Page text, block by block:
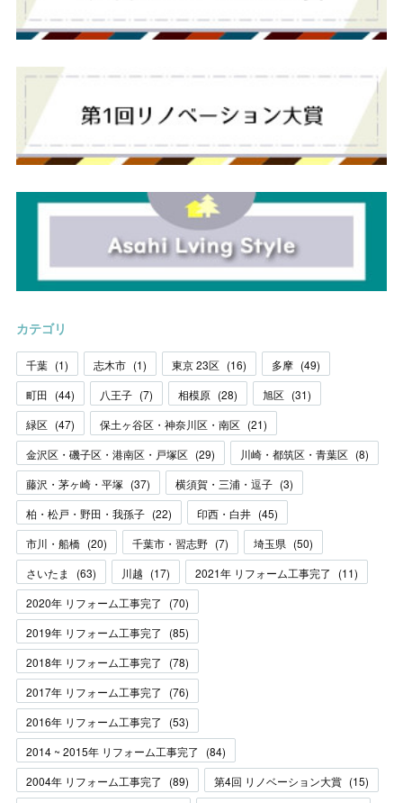
カテゴリ
千葉 (1) 志木市 (1) 東京 23区 (16) 多摩 (49)
町田 (44) 八王子 (7) 相模原 (28) 旭区 (31)
緑区 (47) 保土ヶ谷区・神奈川区・南区 (21)
金沢区・磯子区・港南区・戸塚区 (29) 川崎・都筑区・青葉区 (8)
藤沢・茅ヶ崎・平塚 (37) 横須賀・三浦・逗子 (3)
柏・松戸・野田・我孫子 (22) 印西・白井 (45)
市川・船橋 (20) 千葉市・習志野 (7) 埼玉県 (50)
さいたま
(63) 川越 (17) 2021年 リフォーム工事完了 (11)
2020年 リフォーム工事完了
(70)
2019年 リフォーム工事完了
(85)
2018年 リフォーム工事完了
(78)
2017年 リフォーム工事完了
(76)
2016年 リフォーム工事完了
(53)
2014 ~ 2015年 リフォーム工事完了
(84)
2004年 リフォーム工事完了
(89) 第4回 リノベーション大賞 (15)